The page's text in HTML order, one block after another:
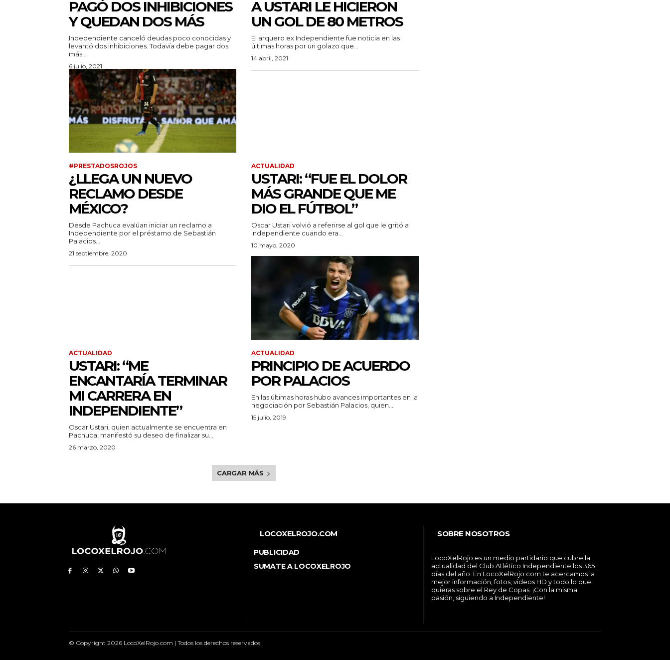
PAGÓ DOS INHIBICIONES
Y QUEDAN DOS MÁS
Independiente canceló deudas poco conocidas y
levantó dos inhibiciones. Todavía debe pagar dos
más...
6 julio, 2021
A USTARI LE HICIERON
UN GOL DE 80 METROS
El arquero ex Independiente fue noticia en las
últimas horas por un golazo que...
14 abril, 2021
#PRESTADOSROJOS
¿LLEGA UN NUEVO
RECLAMO DESDE
MÉXICO?
Desde Pachuca evalúan iniciar un reclamo a
Independiente por el préstamo de Sebastián
Palacios...
21 septiembre, 2020
ACTUALIDAD
USTARI: “FUE EL DOLOR
MÁS GRANDE QUE ME
DIO EL FÚTBOL”
Oscar Ustari volvió a referirse al gol que le gritó a
Independiente cuando era...
10 mayo, 2020
ACTUALIDAD
USTARI: “ME
ENCANTARÍA TERMINAR
MI CARRERA EN
INDEPENDIENTE”
Oscar Ustari, quien actualmente se encuentra en
Pachuca, manifestó su deseo de finalizar su...
26 marzo, 2020
ACTUALIDAD
PRINCIPIO DE ACUERDO
POR PALACIOS
En las últimas horas hubo avances importantes en la
negociación por Sebastián Palacios, quien...
15 julio, 2019
CARGAR MÁS
LOCOXELROJO.COM
PUBLICIDAD
SUMATE A LOCOXELROJO
SOBRE NOSOTROS
LocoXelRojo es un medio partidario que cubre la
actualidad del Club Atlético Independiente los 365
días del año. En LocoXelRojo.com te acercamos la
mejor información, fotos, videos HD y todo lo que
quieras sobre el Rey de Copas. ¡Con la misma
pasión, siguiendo a Independiente!
© Copyright 2026 LocoXelRojo.com | Todos los derechos reservados